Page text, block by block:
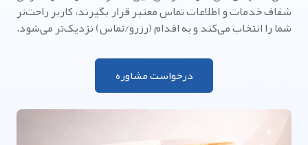
شفاف خدمات و اطلاعات تماس معتبر قرار بگیرند، کاربر راحت‌تر
شما را انتخاب می‌کند و به اقدام (رزرو/تماس) نزدیک‌تر می‌شود.
درخواست مشاوره